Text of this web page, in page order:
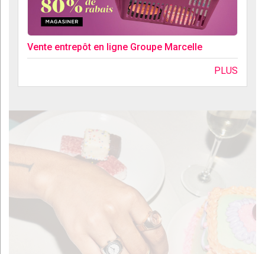
Vente entrepôt en ligne Groupe Marcelle
PLUS